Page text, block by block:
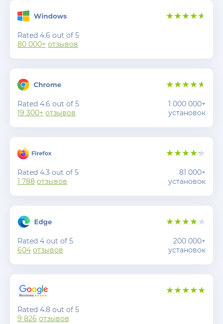
Rated 4.6 out of 5
80 000+ отзывов
Rated 4.6 out of 5
19 300+ отзывов
1 000 000+
установок
Rated 4.3 out of 5
1 788 отзывов
81 000+
установок
Rated 4 out of 5
604 отзывов
200 000+
установок
Rated 4.8 out of 5
9 826 отзывов